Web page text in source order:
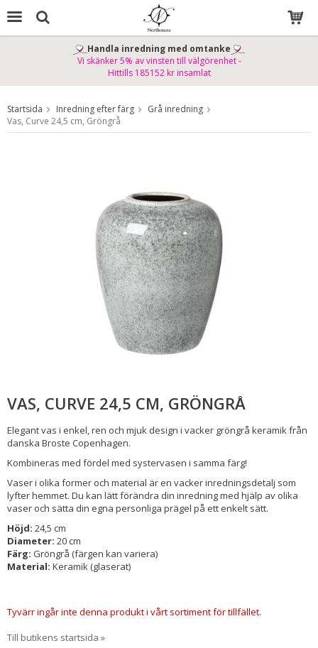
Produkten har blivit tillagd i varukorgen
Handla inredning med omtanke
Vi skänker 5% av vinsten till välgörenhet -
Hittills 185152 kr insamlat
Startsida Inredning efter färg
Grå inredning
Vas, Curve 24,5 cm, Gröngrå
VAS, CURVE 24,5 CM, GRÖNGRÅ
Elegant vas i enkel, ren och mjuk design i vacker gröngrå keramik från
danska Broste Copenhagen.
Kombineras med fördel med systervasen i samma färg!
Vaser i olika former och material är en vacker inredningsdetalj som
lyfter hemmet. Du kan lätt förändra din inredning med hjälp av olika
vaser och sätta din egna personliga prägel på ett enkelt sätt.
Höjd: 24,5 cm
Diameter: 20 cm
Färg: Gröngrå (färgen kan variera)
Material: Keramik (glaserat)
Tyvärr ingår inte denna produkt i vårt sortiment för tillfället.
Till butikens startsida »